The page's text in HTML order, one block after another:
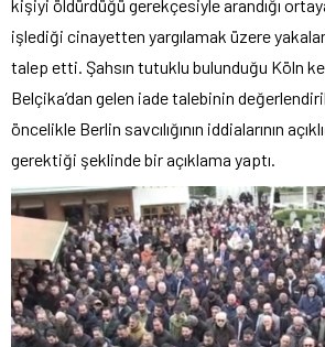
kişiyi öldürdüğü gerekçesiyle arandığı
işlediği cinayetten yargılamak üzere
talep etti. Şahsın tutuklu bulunduğu Köln
Belçika’dan gelen iade talebinin
öncelikle Berlin savcılığının iddialarının
gerektiği şeklinde bir açıklama yaptı.